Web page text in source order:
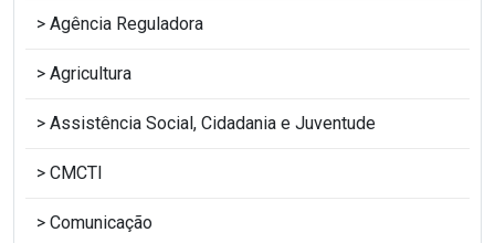
Agência Reguladora
Agricultura
Assistência Social, Cidadania e Juventude
CMCTI
Comunicação